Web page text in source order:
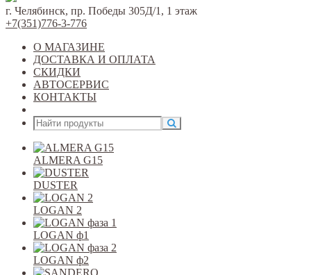
г. Челябинск, пр. Победы 305Д/1, 1 этаж
+7(351)776-3-776
О МАГАЗИНЕ
ДОСТАВКА И ОПЛАТА
СКИДКИ
АВТОСЕРВИС
КОНТАКТЫ
ALMERA G15
DUSTER
LOGAN 2
LOGAN ф1
LOGAN ф2